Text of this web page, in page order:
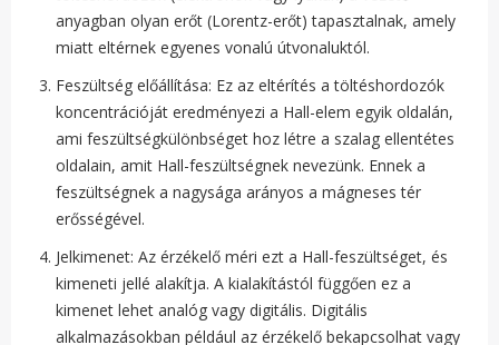
anyagban olyan erőt (Lorentz-erőt) tapasztalnak, amely
miatt eltérnek egyenes vonalú útvonaluktól.
Feszültség előállítása: Ez az eltérítés a töltéshordozók
koncentrációját eredményezi a Hall-elem egyik oldalán,
ami feszültségkülönbséget hoz létre a szalag ellentétes
oldalain, amit Hall-feszültségnek nevezünk. Ennek a
feszültségnek a nagysága arányos a mágneses tér
erősségével.
Jelkimenet: Az érzékelő méri ezt a Hall-feszültséget, és
kimeneti jellé alakítja. A kialakítástól függően ez a
kimenet lehet analóg vagy digitális. Digitális
alkalmazásokban például az érzékelő bekapcsolhat vagy